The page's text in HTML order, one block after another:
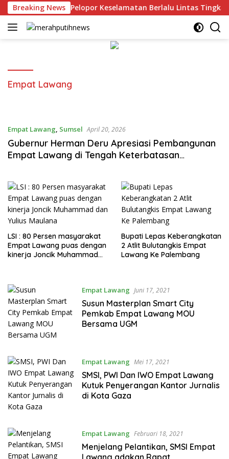
Langsung
ke
konten
Breaking News
Juara 1 Pelajar Pelopor Keselamatan Berlalu Lintas Tingkat
Empat Lawang
Empat Lawang, Sumsel April 20, 2026
Gubernur Herman Deru Apresiasi Pembangunan
Empat Lawang di Tengah Keterbatasan
LSI : 80 Persen masyarakat
Empat Lawang puas dengan
kinerja Joncik Muhammad
Bupati Lepas Keberangkatan
2 Atlit Bulutangkis Empat
Lawang Ke Palembang
Empat Lawang Juni 17, 2021
Susun Masterplan Smart City
Pemkab Empat Lawang MOU
Bersama UGM
Empat Lawang Mei 17, 2021
SMSI, PWI Dan IWO Empat Lawang
Kutuk Penyerangan Kantor Jurnalis
di Kota Gaza
Empat Lawang Februari 18, 2021
Menjelang Pelantikan, SMSI Empat
Lawang adakan Rapat